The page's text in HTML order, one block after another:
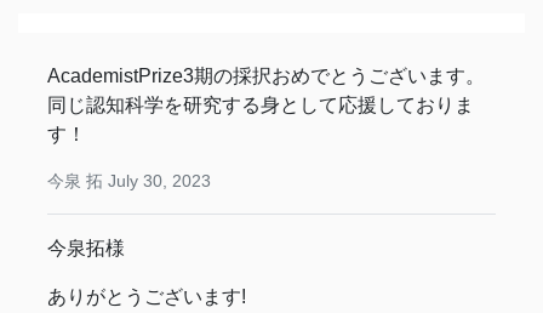
AcademistPrize3期の採択おめでとうございます。
同じ認知科学を研究する身として応援しておりま
す！
今泉 拓 July 30, 2023
今泉拓様
ありがとうございます!